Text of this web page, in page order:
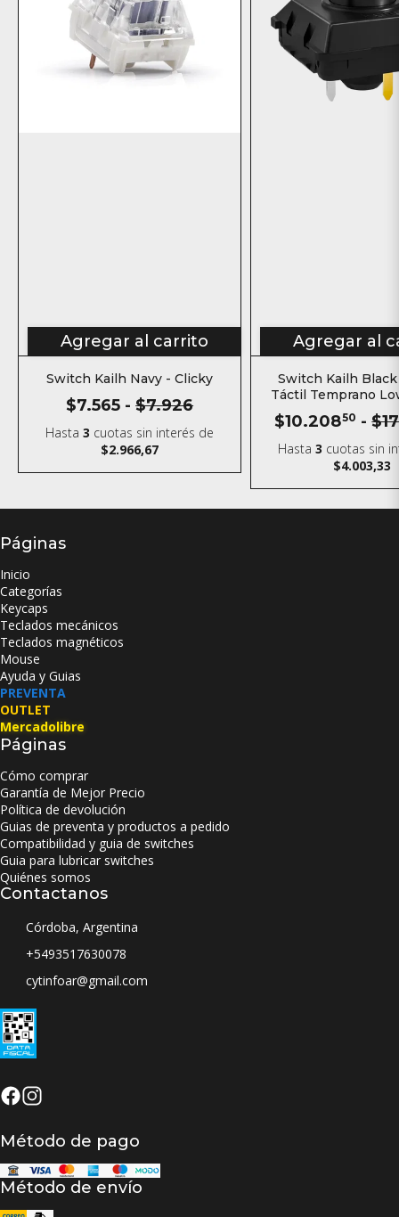
Agregar al carrito
Switch Kailh Navy - Clicky
$7.565 - $7.926
Hasta3 cuotas sin interés de
$2.966,67
Agregar al
Switch Kailh
Táctil Temprano
$10.20850 -
Hasta3 cuotas sin
$4.003,33
Páginas
Inicio
Categorías
Keycaps
Teclados mecánicos
Teclados magnéticos
Mouse
Ayuda y Guias
PREVENTA
OUTLET
Mercadolibre
Páginas
Cómo comprar
Garantía de Mejor Precio
Política de devolución
Guias de preventa y productos a pedido
Compatibilidad y guia de switches
Guia para lubricar switches
Quiénes somos
Contactanos
Córdoba, Argentina
+5493517630078
cytinfoar@gmail.com
Método de pago
Método de envío